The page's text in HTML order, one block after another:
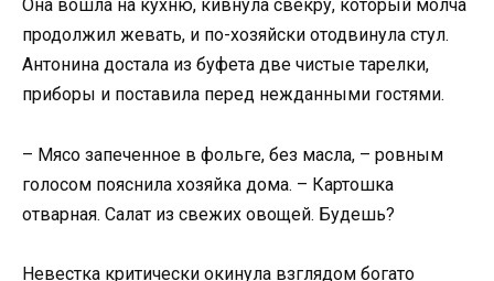
Она вошла на кухню, кивнула свекру, который молча
продолжил жевать, и по-хозяйски отодвинула стул.
Антонина достала из буфета две чистые тарелки,
приборы и поставила перед нежданными гостями.
– Мясо запеченное в фольге, без масла, – ровным
голосом пояснила хозяйка дома. – Картошка
отварная. Салат из свежих овощей. Будешь?
Невестка критически окинула взглядом богато